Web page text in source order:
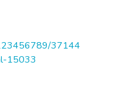
37144
15033